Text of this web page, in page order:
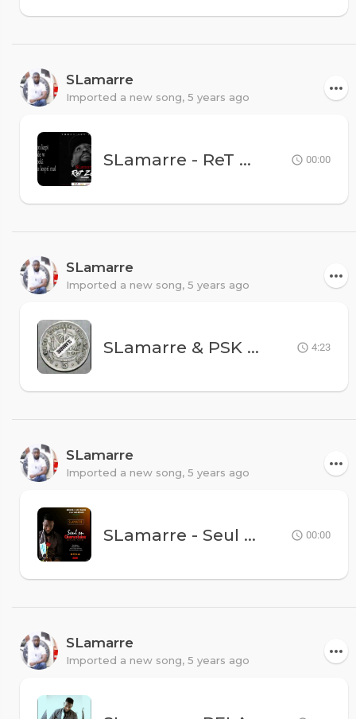
SLamarre
Imported a new song, 5 years ago
SLamarre - ReT ZanJ Part II (Pour Manassé) 00:00
SLamarre
Imported a new song, 5 years ago
SLamarre & PSK - Yo Fè Nou Mal 4:23
SLamarre
Imported a new song, 5 years ago
SLamarre - Seul En Quarantaine 00:00
SLamarre
Imported a new song, 5 years ago